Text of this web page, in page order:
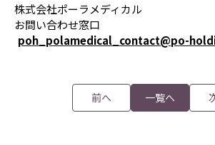
株式会社ポーラメディカル
お問い合わせ窓口
poh_polamedical_contact@po-
前へ 一覧へ